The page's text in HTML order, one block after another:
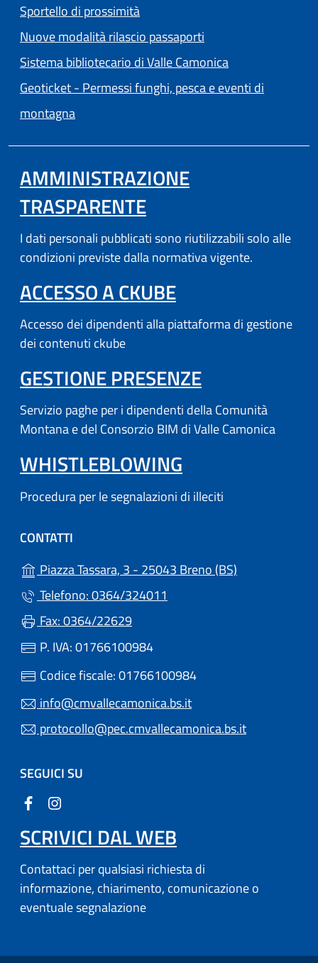
Sportello di prossimità
Nuove modalità rilascio passaporti
Sistema bibliotecario di Valle Camonica
Geoticket - Permessi funghi, pesca e eventi di
montagna
AMMINISTRAZIONE
TRASPARENTE
I dati personali pubblicati sono riutilizzabili solo alle
condizioni previste dalla normativa vigente.
ACCESSO A CKUBE(APRE IN
Accesso dei dipendenti alla piattaforma di gestione
dei contenuti ckube
GESTIONE PRESENZE(APRE IN
Servizio paghe per i dipendenti della Comunità
Montana e del Consorzio BIM di Valle Camonica
WHISTLEBLOWING
Procedura per le segnalazioni di illeciti
CONTATTI
Piazza Tassara, 3 - 25043 Breno (BS)
Telefono: 0364/324011
Fax: 0364/22629
P. IVA: 01766100984
Codice fiscale: 01766100984
info@cmvallecamonica.bs.it
protocollo@pec.cmvallecamonica.bs.it
SEGUICI SU
SCRIVICI DAL WEB
Contattaci per qualsiasi richiesta di
informazione, chiarimento, comunicazione o
eventuale segnalazione